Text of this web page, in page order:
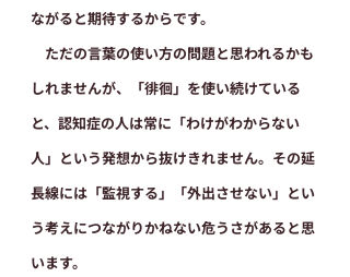
ながると期待するからです。
ただの言葉の使い方の問題と思われるかも
しれませんが、「徘徊」を使い続けている
と、認知症の人は常に「わけがわからない
人」という発想から抜けきれません。その延
長線には「監視する」「外出させない」とい
う考えにつながりかねない危うさがあると思
います。